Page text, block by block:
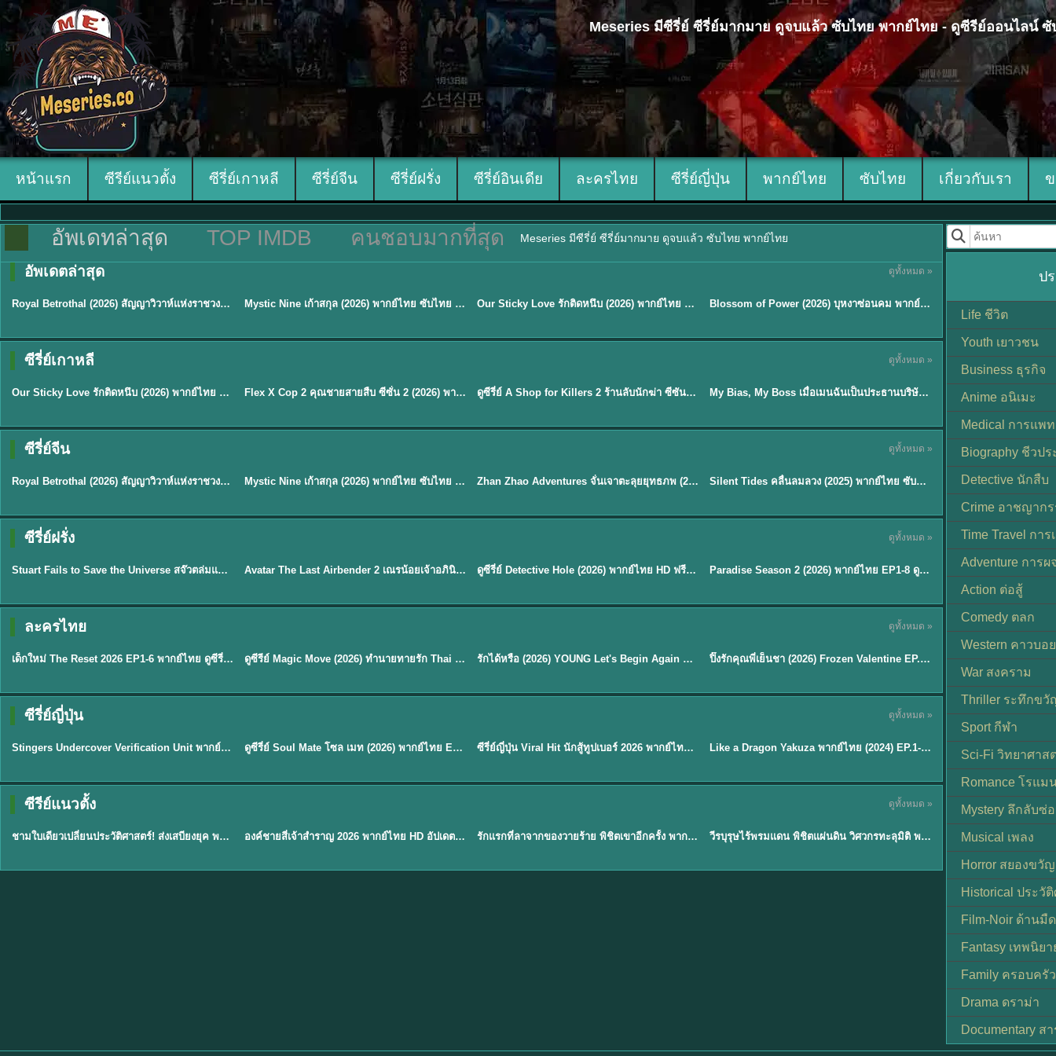
Meseries มีซีรี่ย์ ซีรี่ย์มากมาย ดูจบแล้ว ซับไทย พากย์ไทย - ดูซีรีย์ออนไลน์
หน้าแรก ซีรีย์แนวตั้ง ซีรี่ย์เกาหลี ซีรี่ย์จีน ซีรี่ย์ฝรั่ง ซีรี่ย์อินเดีย ละครไทย ซีรี่ย์ญี่ปุ่น พากย์ไทย ซับไทย เกี่ยวกับเรา
อัพเดทล่าสุด TOP IMDB คนชอบมากที่สุด Meseries มีซีรี่ย์ ซีรี่ย์มากมาย ดูจบแล้ว ซับไทย พากย์ไทย
อัพเดตล่าสุด ดูทั้งหมด »
★9
ซับไทย
Royal Betrothal (2026) สัญญาวิวาห์แห่งราชวงศ์ พากย์ไทย ซับไทย EP1-32 ★9 Mystic Nine เก้าสกุล (2026) พากย์ไทย ซับไทย EP.1-30 ★6 Our Sticky Love รักติดหนึบ (2026) พากย์ไทย ซับไทย EP.1-12 Blossom of Power (2026) บุหงาซ่อนคม พากย์ไทย ซับไทย EP1-36
ซีรี่ย์เกาหลี ดูทั้งหมด »
★6
ซับไทย
Our Sticky Love รักติดหนึบ (2026) พากย์ไทย ซับไทย EP.1-12 ★8 Flex X Cop 2 คุณชายสายสืบ ซีซั่น 2 (2026) พากย์ไทย ซับไทย EP.1-14 ★8 EP.16ดูซีรี่ย์ A Shop for Killers 2 ร้านลับนักฆ่า ซีซัน 2 (2026) ซับไทย-พากย์ไทย My Bias, My Boss เมื่อเมนฉันเป็นประธานบริษัท (2026) พากย์ไทย ซับไทย EP.1-12
ซีรี่ย์จีน ดูทั้งหมด »
★9
ซับไทย
Royal Betrothal (2026) สัญญาวิวาห์แห่งราชวงศ์ พากย์ไทย ซับไทย EP1-32 ★9 Mystic Nine เก้าสกุล (2026) พากย์ไทย ซับไทย EP.1-30 ★5 Zhan Zhao Adventures จั่นเจาตะลุยยุทธภพ (2026) พากย์ไทย ซับไทย EP.1-37 (จบ) ★9.5 Silent Tides คลื่นลมลวง (2025) พากย์ไทย ซับไทย EP.1-31
ซีรี่ย์ฝรั่ง ดูทั้งหมด »
★9.3
พากย์ไทย
Stuart Fails to Save the Universe สจ๊วตล่มแผนกู้จักรวาล (2026) พากย์ไทย ซับไทย EP.1-10 ★7.8 EP.7Avatar The Last Airbender 2 เณรน้อยเจ้าอภินิหาร พากย์ไทย EP.9ดูซีรี่ย์ Detective Hole (2026) พากย์ไทย HD ฟรี อัปเดตล่าสุด Netflix EP.8Paradise Season 2 (2026) พากย์ไทย EP1-8 ดูซีรี่ย์ฝรั่ง HD ครบทุกตอน
ละครไทย ดูทั้งหมด »
★ 8 EP.6
พากย์ไทย
เด็กใหม่ The Reset 2026 EP1-6 พากย์ไทย ดูซีรี่ย์ Netflix ล่าสุด HD ดูซีรีย์ Magic Move (2026) ทำนายทายรัก Thai EP.1-10 HD รักได้หรือ (2026) YOUNG Let's Begin Again พากย์ไทย EP.1-19 ★8 ปิ๊งรักคุณพี่เย็นชา (2026) Frozen Valentine EP.1-10 (จบ)
ซีรี่ย์ญี่ปุ่น ดูทั้งหมด »
EP.11
พากย์ไทย
Stingers Undercover Verification Unit พากย์ไทย EP1-11 HD ฟรี ★8 EP.8ดูซีรี่ย์ Soul Mate โซล เมท (2026) พากย์ไทย EP.1-8 (จบ) ★7.9 EP.6ซีรี่ย์ญี่ปุ่น Viral Hit นักสู้ทูปเบอร์ 2026 พากย์ไทย EP.1-6 ★7 EP.6Like a Dragon Yakuza พากย์ไทย (2024) EP.1-6 (จบ)
ซีรีย์แนวตั้ง ดูทั้งหมด »
EP.1
พากย์ไทย
ชามใบเดียวเปลี่ยนประวัติศาสตร์! ส่งเสบียงยุค พากย์ไทย EP.1องค์ชายสี่เจ้าสำราญ 2026 พากย์ไทย HD อัปเดตล่าสุด ดูออนไลน์ EP.1รักแรกที่ลาจากของวายร้าย พิชิตเขาอีกครั้ง พากย์ไทย EP.1วีรบุรุษไร้พรมแดน พิชิตแผ่นดิน วิศวกรทะลุมิติ พลิกแผ่นดิน
ป
Life ชีวิต
Youth เยาวชน
Business ธุรกิจ
Anime อนิเมะ
Medical การแพ
Biography ชีวปร
Detective นักสืบ
Crime อาชญาก
Time Travel กา
Adventure การ
Action ต่อสู้
Comedy ตลก
Western คาวบอ
War สงคราม
Thriller ระทึกขวั
Sport กีฬา
Sci-Fi วิทยาศาส
Romance โรแม
Mystery ลึกลับซ่
Musical เพลง
Horror สยองขวัญ
Historical ประวั
Film-Noir ด้านมื
Fantasy เทพนิยา
Family ครอบครัว
Drama ดราม่า
Documentary ส